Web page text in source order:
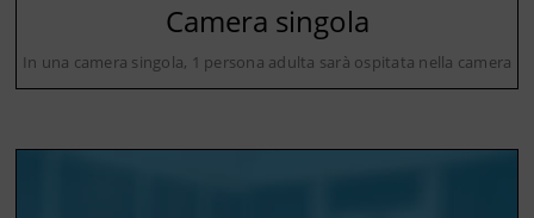
Camera singola
In una camera singola, 1 persona adulta sarà ospitata nella camera